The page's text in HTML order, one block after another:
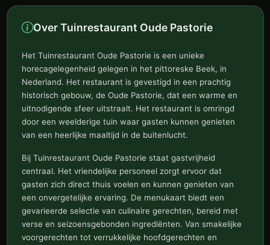
Over Tuinrestaurant Oude Pastorie
Het Tuinrestaurant Oude Pastorie is een unieke
horecagelegenheid gelegen in het pittoreske Beek, in
Nederland. Het restaurant is gevestigd in een prachtig
historisch gebouw, de Oude Pastorie, dat een warme en
uitnodigende sfeer uitstraalt. Het restaurant is omringd
door een weelderige tuin waar gasten kunnen genieten
van een heerlijke maaltijd in de buitenlucht.
Bij Tuinrestaurant Oude Pastorie staat gastvrijheid
centraal. Het vriendelijke personeel zorgt ervoor dat
gasten zich direct thuis voelen en kunnen genieten van
een onvergetelijke ervaring. De menukaart biedt een
gevarieerde selectie van culinaire gerechten, bereid met
verse en seizoensgebonden ingrediënten. Van smakelijke
voorgerechten tot verrukkelijke hoofdgerechten en